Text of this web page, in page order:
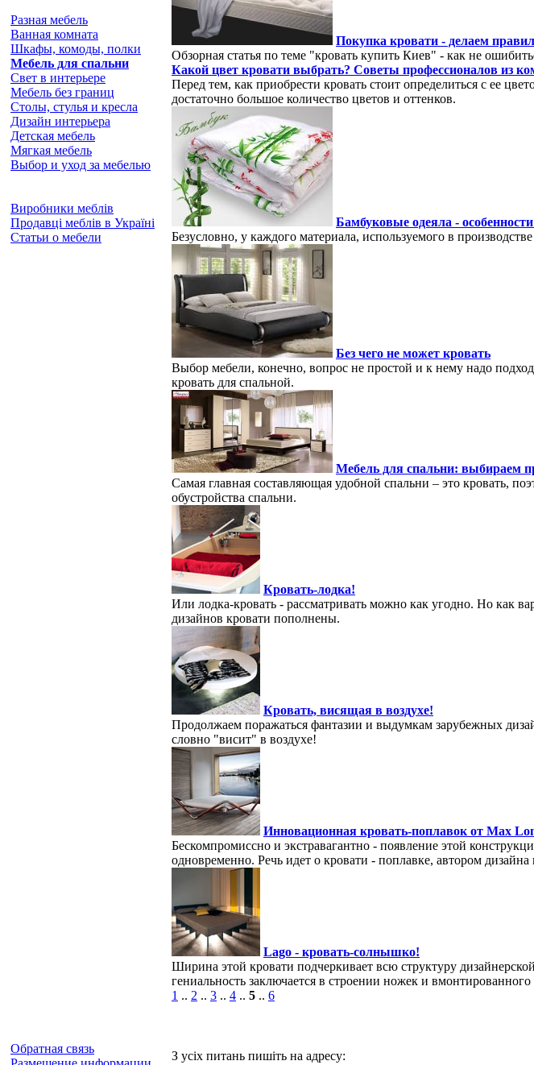
Разная мебель
Ванная комната
Шкафы, комоды, полки
Мебель для спальни
Свет в интерьере
Мебель без границ
Столы, стулья и кресла
Дизайн интерьера
Детская мебель
Мягкая мебель
Выбор и уход за мебелью
Виробники меблів
Продавці меблів в Україні
Статьи о мебели
Покупка кровати - делаем
Обзорная статья по теме "кровать купить Киев" - как не
Какой цвет кровати выбрать? Советы профессионалов из
Перед тем, как приобрести кровать стоит определиться с ее
достаточно большое количество цветов и оттенков.
Бамбуковые одеяла - особенности
Безусловно, у каждого материала, используемого в
Без чего не может кровать
Выбор мебели, конечно, вопрос не простой и к нему надо
кровать для спальной.
Мебель для спальни: выбираем
Самая главная составляющая удобной спальни – это кровать,
обустройства спальни.
Кровать-лодка!
Или лодка-кровать - рассматривать можно как угодно. Но как
дизайнов кровати пополнены.
Кровать, висящая в воздухе!
Продолжаем поражаться фантазии и выдумкам зарубежных
словно "висит" в воздухе!
Инновационная кровать-поплавок от Max
Бескомпромиссно и экстравагантно - появление этой
одновременно. Речь идет о кровати - поплавке, автором дизайна
Lago - кровать-солнышко!
Ширина этой кровати подчеркивает всю структуру
гениальность заключается в строении ножек и вмонтированного
1 .. 2 .. 3 .. 4 .. 5 .. 6
Обратная связь
З усіх питань пишіть на адресу: